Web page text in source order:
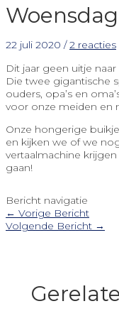
22 juli 2020 /2 reacties
Dit jaar geen uitje
Die twee gigantische
ouders, opa’s en
voor onze meiden en
Onze hongerige
en kijken we of we
vertaalmachine
gaan!
Bericht navigatie
← Vorige Bericht
Volgende Bericht →